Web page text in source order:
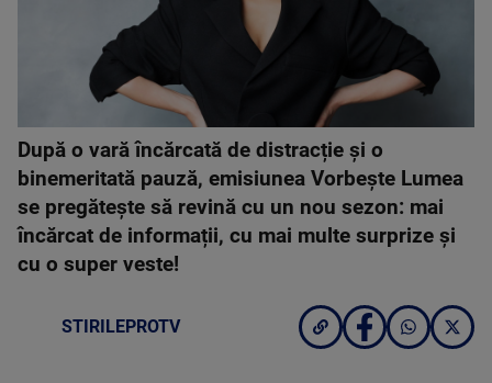
După o vară încărcată de distracție și o
binemeritată pauză, emisiunea Vorbește Lumea
se pregătește să revină cu un nou sezon: mai
încărcat de informații, cu mai multe surprize și
cu o super veste!
STIRILEPROTV